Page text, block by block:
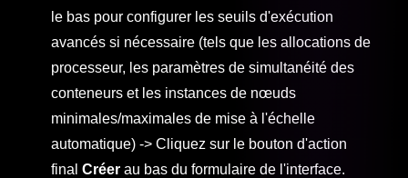
le bas pour configurer les seuils d'exécution
avancés si nécessaire (tels que les allocations de
processeur, les paramètres de simultanéité des
conteneurs et les instances de nœuds
minimales/maximales de mise à l'échelle
automatique) -> Cliquez sur le bouton d'action
final Créer au bas du formulaire de l'interface.